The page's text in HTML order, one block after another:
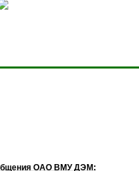
ОАО ВМУ ДЭМ: